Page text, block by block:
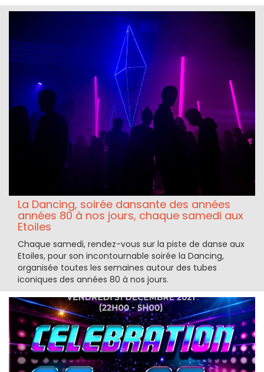
La Dancing, soirée dansante des années
années 80 à nos jours, chaque samedi aux
Etoiles
Chaque samedi, rendez-vous sur la piste de danse aux
Etoiles, pour son incontournable soirée la Dancing,
organisée toutes les semaines autour des tubes
iconiques des années 80 à nos jours.